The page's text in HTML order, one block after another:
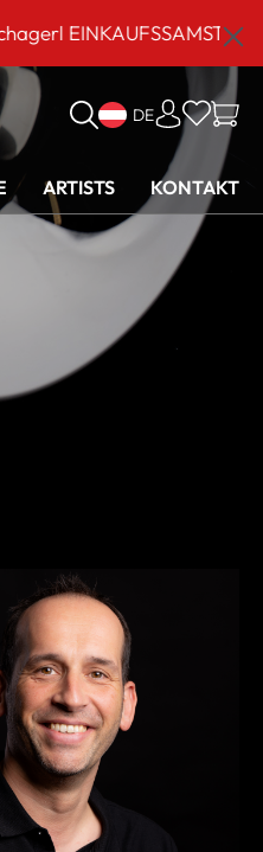
am 5.
DE
ARTISTS KONTAKT